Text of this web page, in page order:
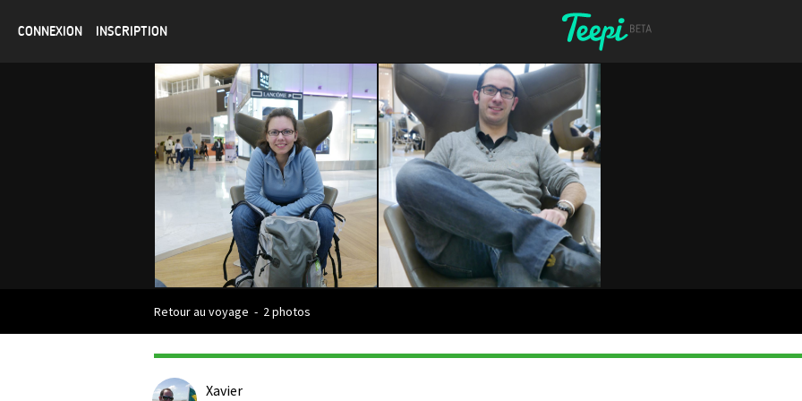
CONNEXION INSCRIPTION
Retour au voyage - 2 photos
Xavier